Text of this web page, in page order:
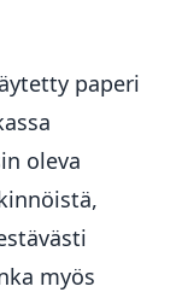
paperi
oleva
myös